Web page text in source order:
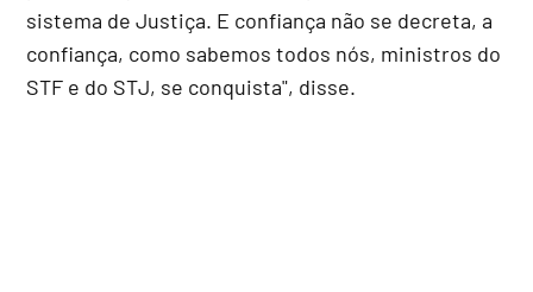
sistema de Justiça. E confiança não se decreta, a
confiança, como sabemos todos nós, ministros do
STF e do STJ, se conquista", disse.